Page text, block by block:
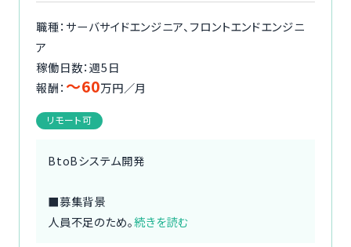
職種：サーバサイドエンジニア、フロントエンドエンジニ
ア
稼働日数：週5日
報酬： 〜60万円／月
リモート可
BtoBシステム開発
■募集背景
人員不足のため。続きを読む